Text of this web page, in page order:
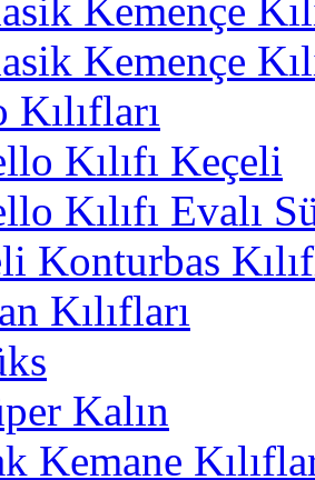
Kemençe
Kemençe
Kılıfı Keçeli
Kılıfı Evalı
Konturbas
Kılıfları
Kalın
Kemane